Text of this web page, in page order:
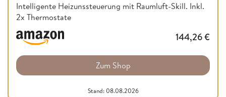
Intelligente Heizunssteuerung mit Raumluft-Skill. Inkl.
2x Thermostate
144,26€
Zum Shop
Stand: 08.08.2026